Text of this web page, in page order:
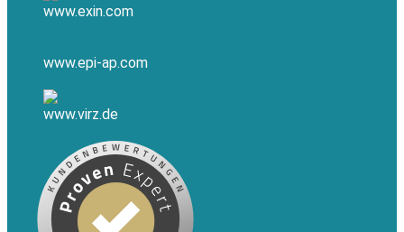
www.exin.com
www.epi-ap.com
www.virz.de